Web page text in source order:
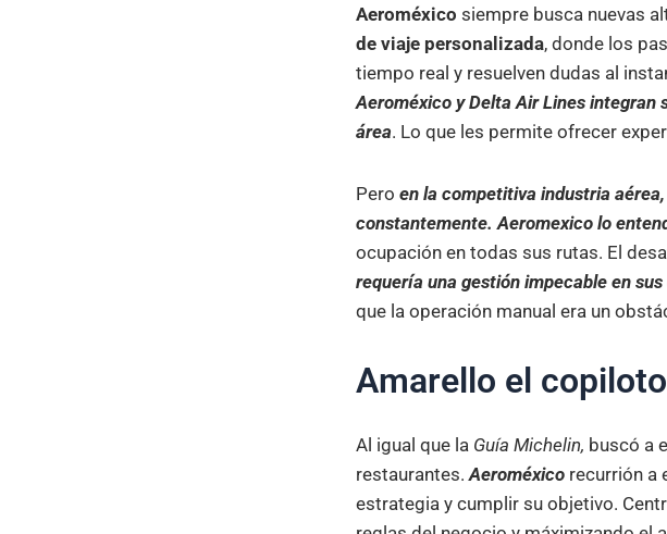
Aeroméxico siempre busca nuevas
de viaje personalizada, donde los
tiempo real y resuelven dudas al
Aeroméxico y Delta Air Lines integran
área. Lo que les permite ofrecer
Pero en la competitiva industria
constantemente. Aeromexico lo
ocupación en todas sus rutas. El
requería una gestión impecable en
que la operación manual era un
Amarello el
Al igual que la Guía Michelin, buscó a
restaurantes. Aeroméxico recurrión a
estrategia y cumplir su objetivo.